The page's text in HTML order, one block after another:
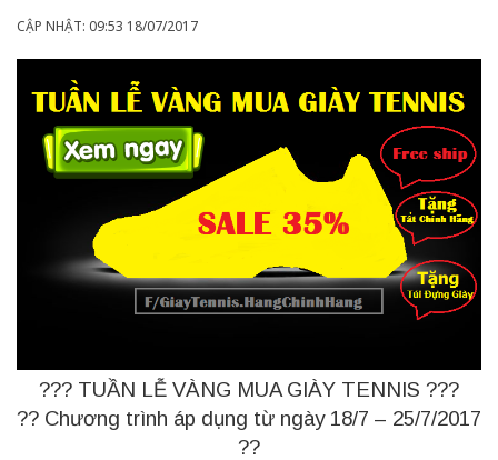
CẬP NHẬT: 09:53 18/07/2017
??? TUẦN LỄ VÀNG MUA GIÀY TENNIS ???
?? Chương trình áp dụng từ ngày 18/7 – 25/7/2017
??